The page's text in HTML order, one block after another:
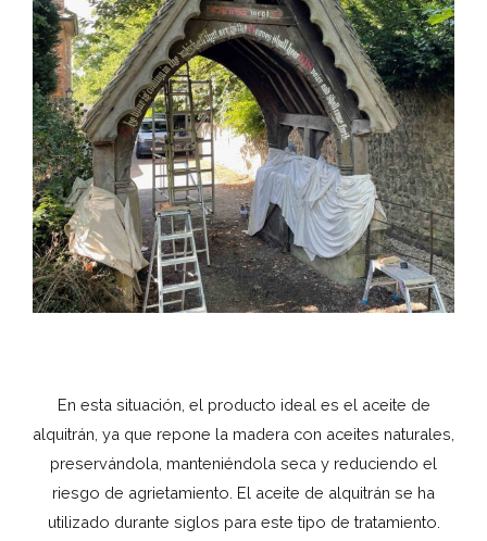
En esta situación, el producto ideal es el aceite de
alquitrán, ya que repone la madera con aceites naturales,
preservándola, manteniéndola seca y reduciendo el
riesgo de agrietamiento. El aceite de alquitrán se ha
utilizado durante siglos para este tipo de tratamiento.